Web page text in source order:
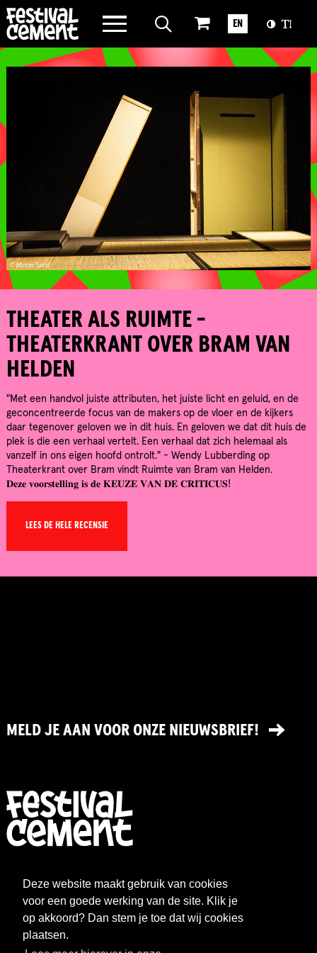
Deze website maakt gebruik van cookies
voor een goede werking van de site. Klik je
op akkoord? Dan stem je toe dat wij cookies
plaatsen.
WAT WE DOEN
OVER CEMENT
EN
THEATER ALS RUIMTE -
THEATERKRANT OVER BRAM VAN
HELDEN
"Met een handvol juiste attributen, het juiste licht en geluid, en de
geconcentreerde focus van de makers op de vloer en de kijkers
daar tegenover geloven we in dit huis. En geloven we dat dit huis de
plek is die een verhaal vertelt. Een verhaal dat zich helemaal als
vanzelf in ons eigen hoofd ontrolt." - Wendy Lubberding op
Theaterkrant over Bram vindt Ruimte van Bram van Helden.
𝐃𝐞𝐳𝐞 𝐯𝐨𝐨𝐫𝐬𝐭𝐞𝐥𝐥𝐢𝐧𝐠 𝐢𝐬 𝐝𝐞 𝐊𝐄𝐔𝐙𝐄 𝐕𝐀𝐍 𝐃𝐄 𝐂𝐑𝐈𝐓𝐈𝐂𝐔𝐒!
LEES DE HELE RECENSIE
MELD JE AAN VOOR ONZE NIEUWSBRIEF!
WAT WE DOEN
OVER CEMENT
ARCHIEF
FAQ